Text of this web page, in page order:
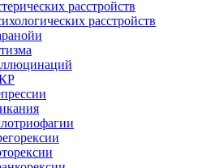
расстройств
расстройств